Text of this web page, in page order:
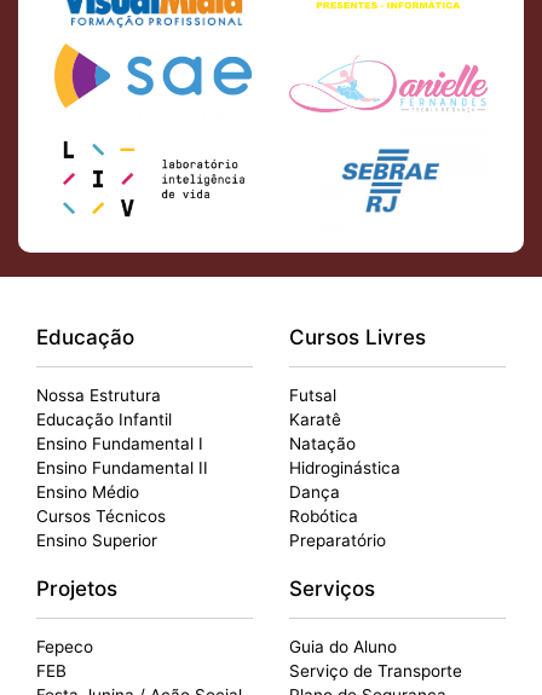
Educação
Nossa Estrutura
Educação Infantil
Ensino Fundamental I
Ensino Fundamental II
Ensino Médio
Cursos Técnicos
Ensino Superior
Cursos Livres
Futsal
Karatê
Natação
Hidroginástica
Dança
Robótica
Preparatório
Projetos
Fepeco
FEB
Serviços
Guia do Aluno
Serviço de Transporte